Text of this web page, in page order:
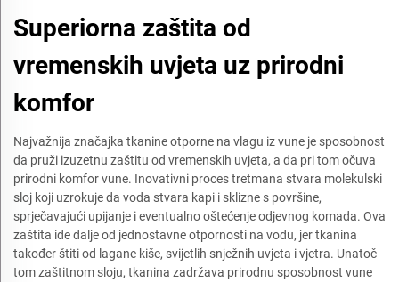
Superiorna zaštita od
vremenskih uvjeta uz prirodni
komfor
Najvažnija značajka tkanine otporne na vlagu iz vune je sposobnost
da pruži izuzetnu zaštitu od vremenskih uvjeta, a da pri tom očuva
prirodni komfor vune. Inovativni proces tretmana stvara molekulski
sloj koji uzrokuje da voda stvara kapi i sklizne s površine,
sprječavajući upijanje i eventualno oštećenje odjevnog komada. Ova
zaštita ide dalje od jednostavne otpornosti na vodu, jer tkanina
također štiti od lagane kiše, svijetlih snježnih uvjeta i vjetra. Unatoč
tom zaštitnom sloju, tkanina zadržava prirodnu sposobnost vune